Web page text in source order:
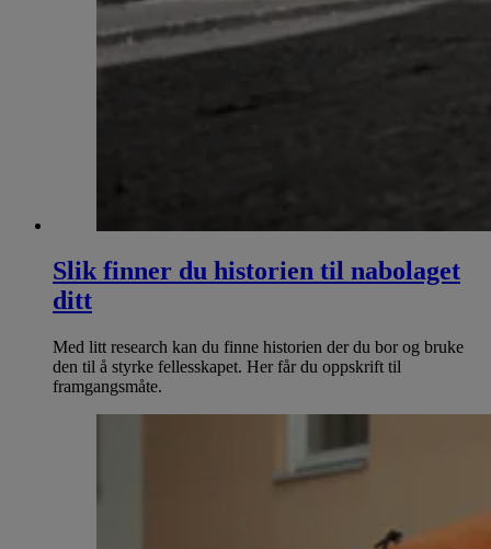
Slik finner du historien til nabolaget
ditt
Med litt research kan du finne historien der du bor og bruke
den til å styrke fellesskapet. Her får du oppskrift til
framgangsmåte.